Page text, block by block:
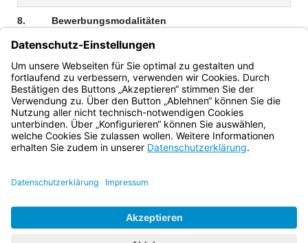
8. Bewerbungsmodalitäten
Die Schulen bewerben sich über die jeweilige Schulaufsicht
formlos mit einem Umsetzungskonzept der kooperierenden
Schulen bis 30. November 2023 beim Staatsministerium,
Referat VI.4, zu Händen OStR Stefan Zitzelsberger.
Bayern.de
BayernPortal
Impressum